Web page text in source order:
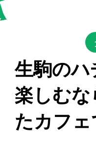
生駒のハ
楽しむな
たカフ